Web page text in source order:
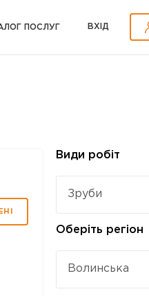
ПОСЛУГ ВХІД
Види робіт
Зруби
Оберіть регіон
Волинська